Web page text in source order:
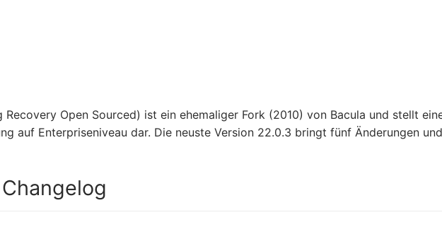
Recovery Open Sourced) ist ein ehemaliger Fork (2010) von Bacula und stellt
auf Enterpriseniveau dar. Die neuste Version 22.0.3 bringt fünf Änderungen und